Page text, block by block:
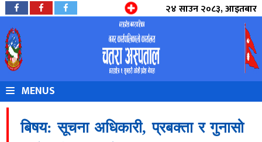
२४ साउन २०८३, आइतबार
MENUS
बिषय: सूचना अधिकारी, प्रबक्ता र गुनासो